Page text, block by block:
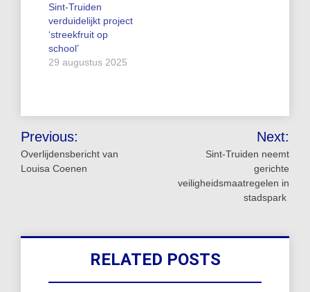
Sint-Truiden
verduidelijkt project
‘streekfruit op
school’
29 augustus 2025
Bericht
navigatie
Previous:
Overlijdensbericht van
Louisa Coenen
Next:
Sint‑Truiden neemt
gerichte
veiligheidsmaatregelen in
stadspark
RELATED POSTS